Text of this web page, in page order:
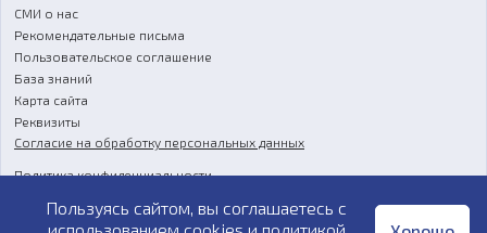
СМИ о нас
Рекомендательные письма
Пользовательское соглашение
База знаний
Карта сайта
Реквизиты
Согласие на обработку персональных данных
Политика конфиденциальности
Публичная оферта
Пользуясь сайтом, вы соглашаетесь с